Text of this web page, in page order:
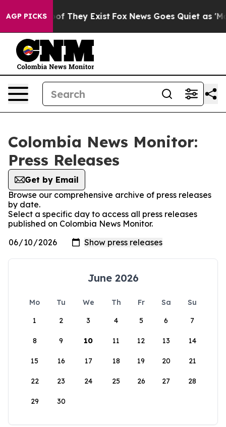
AGP PICKS
no Proof They Exist Fox News Goes Quiet as
Colombia News Monitor:
Press Releases
Get by Email
Browse our comprehensive archive of press releases
by date.
Select a specific day to access all press releases
published on Colombia News Monitor.
June 2026
Mo Tu We Th Fr Sa
Su
1
2 3 4 5 6 7
8 9 10 11 12 13 14
15 16 17 18 19 20 21
22 23 24 25 26 27 28
29 30